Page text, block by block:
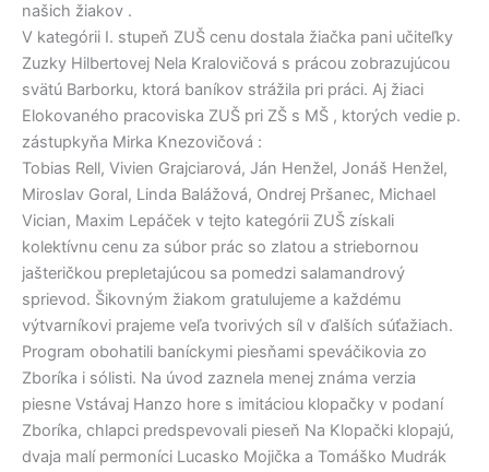
našich žiakov .
V kategórii I. stupeň ZUŠ cenu dostala žiačka pani učiteľky
Zuzky Hilbertovej Nela Kralovičová s prácou zobrazujúcou
svätú Barborku, ktorá baníkov strážila pri práci. Aj žiaci
Elokovaného pracoviska ZUŠ pri ZŠ s MŠ , ktorých vedie p.
zástupkyňa Mirka Knezovičová :
Tobias Rell, Vivien Grajciarová, Ján Henžel, Jonáš Henžel,
Miroslav Goral, Linda Balážová, Ondrej Pršanec, Michael
Vician, Maxim Lepáček v tejto kategórii ZUŠ získali
kolektívnu cenu za súbor prác so zlatou a striebornou
jašteričkou prepletajúcou sa pomedzi salamandrový
sprievod. Šikovným žiakom gratulujeme a každému
výtvarníkovi prajeme veľa tvorivých síl v ďalších súťažiach.
Program obohatili baníckymi piesňami speváčikovia zo
Zboríka i sólisti. Na úvod zaznela menej známa verzia
piesne Vstávaj Hanzo hore s imitáciou klopačky v podaní
Zboríka, chlapci predspevovali pieseň Na Klopački klopajú,
dvaja malí permoníci Lucasko Mojička a Tomáško Mudrák